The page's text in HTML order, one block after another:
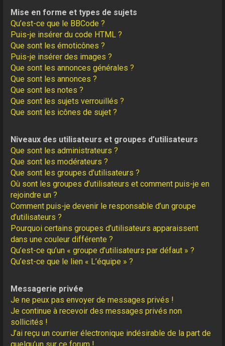
Mise en forme et types de sujets
Qu’est-ce que le BBCode ?
Puis-je insérer du code HTML ?
Que sont les émoticônes ?
Puis-je insérer des images ?
Que sont les annonces générales ?
Que sont les annonces ?
Que sont les notes ?
Que sont les sujets verrouillés ?
Que sont les icônes de sujet ?
Niveaux des utilisateurs et groupes d’utilisateurs
Que sont les administrateurs ?
Que sont les modérateurs ?
Que sont les groupes d’utilisateurs ?
Où sont les groupes d’utilisateurs et comment puis-je en
rejoindre un ?
Comment puis-je devenir le responsable d’un groupe
d’utilisateurs ?
Pourquoi certains groupes d’utilisateurs apparaissent
dans une couleur différente ?
Qu’est-ce qu’un « groupe d’utilisateurs par défaut » ?
Qu’est-ce que le lien « L’équipe » ?
Messagerie privée
Je ne peux pas envoyer de messages privés !
Je continue à recevoir des messages privés non
sollicités !
J’ai reçu un courrier électronique indésirable de la part de